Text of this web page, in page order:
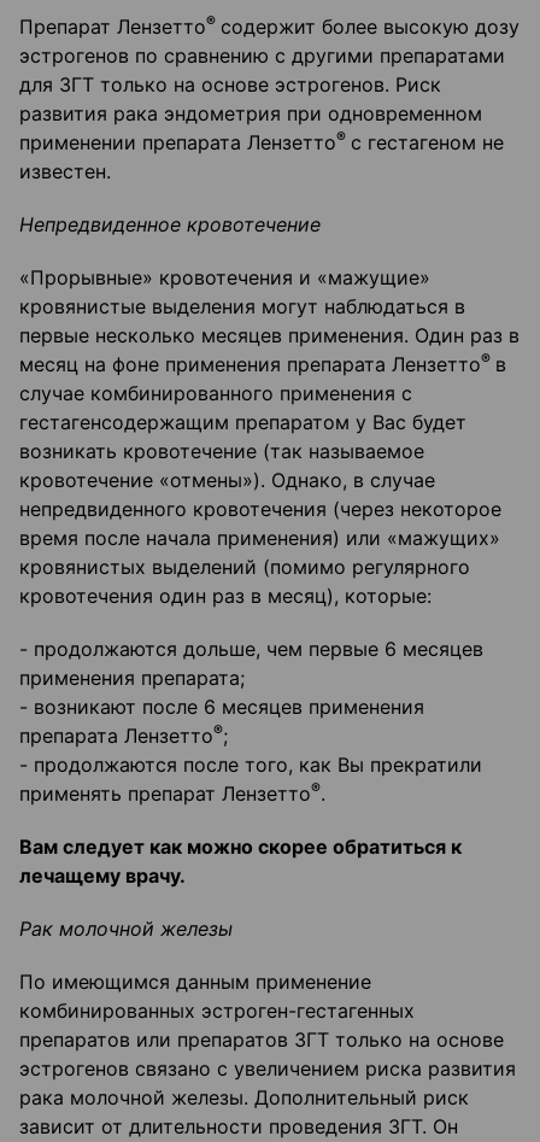
Препарат Лензетто® содержит более высокую дозу
эстрогенов по сравнению с другими препаратами
для ЗГТ только на основе эстрогенов. Риск
развития рака эндометрия при одновременном
применении препарата Лензетто® с гестагеном не
известен.
Непредвиденное кровотечение
«Прорывные» кровотечения и «мажущие»
кровянистые выделения могут наблюдаться в
первые несколько месяцев применения. Один раз в
месяц на фоне применения препарата Лензетто® в
случае комбинированного применения с
гестагенсодержащим препаратом у Вас будет
возникать кровотечение (так называемое
кровотечение «отмены»). Однако, в случае
непредвиденного кровотечения (через некоторое
время после начала применения) или «мажущих»
кровянистых выделений (помимо регулярного
кровотечения один раз в месяц), которые:
- продолжаются дольше, чем первые 6 месяцев
применения препарата;
- возникают после 6 месяцев применения
препарата Лензетто®;
- продолжаются после того, как Вы прекратили
применять препарат Лензетто®.
Вам следует как можно скорее обратиться к
лечащему врачу.
Рак молочной железы
По имеющимся данным применение
комбинированных эстроген-гестагенных
препаратов или препаратов ЗГТ только на основе
эстрогенов связано с увеличением риска развития
рака молочной железы. Дополнительный риск
зависит от длительности проведения ЗГТ. Он